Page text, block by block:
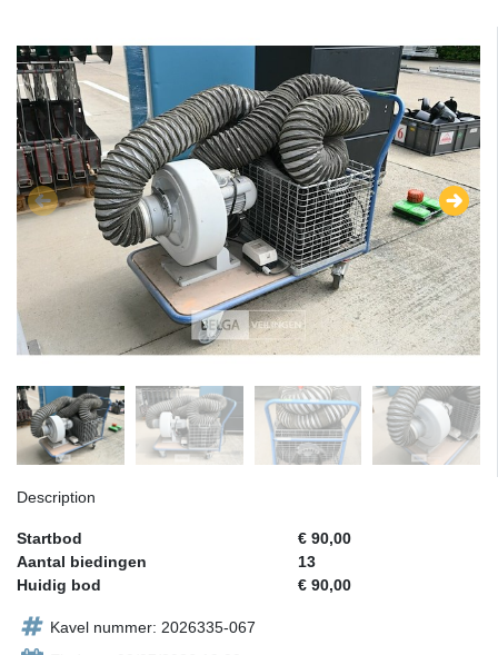
Description
Startbod
€ 90,00
Aantal biedingen
13
Huidig bod
€ 90,00
Kavel nummer: 2026335-067